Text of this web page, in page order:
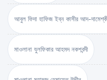
আবুল ফিদা হাফিজ ইব্‌ন কাসীর আদ-
মাওলানা যুলফিকার আহমদ নকশবন্দী